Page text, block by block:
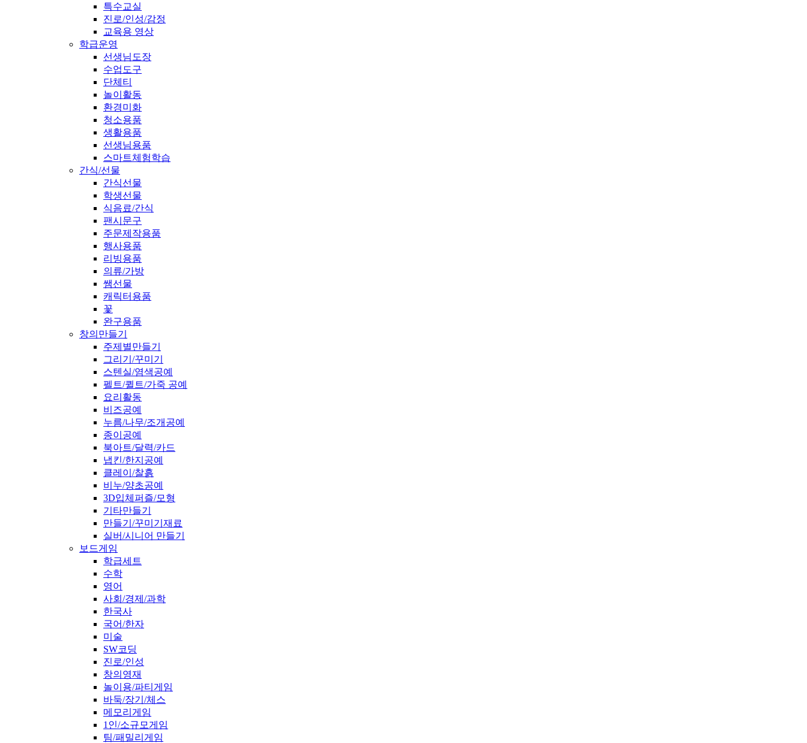
특수교실
진로/인성/감정
교육용 영상
학급운영
선생님도장
수업도구
단체티
놀이활동
환경미화
청소용품
생활용품
선생님용품
스마트체험학습
간식/선물
간식선물
학생선물
식음료/간식
팬시문구
주문제작용품
행사용품
리빙용품
의류/가방
쌤선물
캐릭터용품
꽃
완구용품
창의만들기
주제별만들기
그리기/꾸미기
스텐실/염색공예
펠트/퀼트/가죽 공예
요리활동
비즈공예
누름/나무/조개공예
종이공예
북아트/달력/카드
냅킨/한지공예
클레이/찰흙
비누/양초공예
3D입체퍼즐/모형
기타만들기
만들기/꾸미기재료
실버/시니어 만들기
보드게임
학급세트
수학
영어
사회/경제/과학
한국사
국어/한자
미술
SW코딩
진로/인성
창의영재
놀이용/파티게임
바둑/장기/체스
메모리게임
1인/소규모게임
팀/패밀리게임